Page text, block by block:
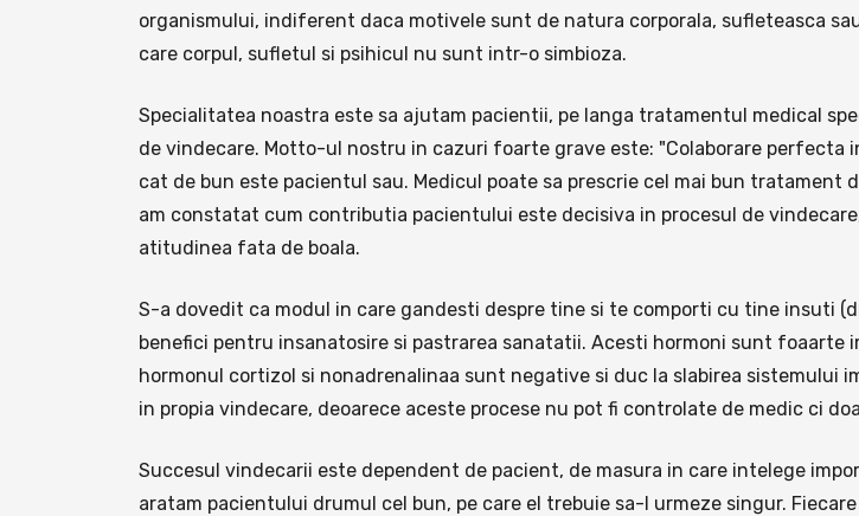
organismului, indiferent daca motivele sunt de natura corporala, sufleteasca
care corpul, sufletul si psihicul nu sunt intr-o simbioza.
Specialitatea noastra este sa ajutam pacientii, pe langa tratamentul medical
de vindecare. Motto-ul nostru in cazuri foarte grave este: "Colaborare
cat de bun este pacientul sau. Medicul poate sa prescrie cel mai bun
am constatat cum contributia pacientului este decisiva in procesul de
atitudinea fata de boala.
S-a dovedit ca modul in care gandesti despre tine si te comporti cu tine insuti
benefici pentru insanatosire si pastrarea sanatatii. Acesti hormoni sunt
hormonul cortizol si nonadrenalinaa sunt negative si duc la slabirea
in propia vindecare, deoarece aceste procese nu pot fi controlate de medic ci
Succesul vindecarii este dependent de pacient, de masura in care intelege
aratam pacientului drumul cel bun, pe care el trebuie sa-l urmeze singur.